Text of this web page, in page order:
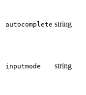
autocomplete string
inputmode string